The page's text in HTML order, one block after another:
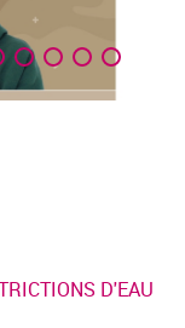
D'EAU